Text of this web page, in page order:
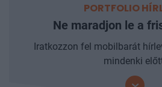
PORTFOLIO
Ne maradjon le a
Iratkozzon fel mobilbarát
mindenki